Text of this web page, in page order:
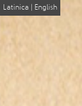
Latinica English